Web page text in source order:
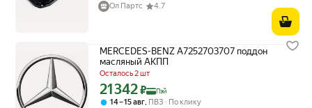
Ол Партс
4.7
MERCEDES-BENZ A7252703707 поддон
масляный АКПП
Осталось 2 шт
Цена с картой Яндекс Пэй 21342 ₽ вместо
21 342₽ Пэй
14 – 15 авг, ПВЗ
По клику